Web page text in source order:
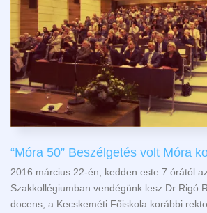
“Móra 50” Beszélgetés volt Móra
2016 március 22-én, kedden este 7 órától
Szakkollégiumban vendégünk lesz Dr Rigó
docens, a Kecskeméti Főiskola korábbi